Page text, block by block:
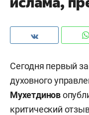
Сегодня первый
духовного
Мухетдинов
критический